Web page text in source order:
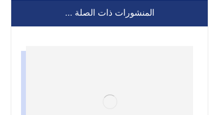
المنشورات ذات الصلة ...